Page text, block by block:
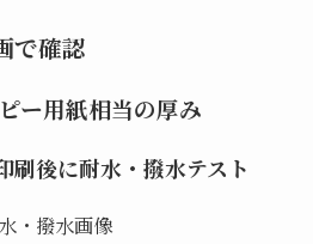
で確認
ー用紙相当の厚み
刷後に耐水・撥水テスト
・撥水画像